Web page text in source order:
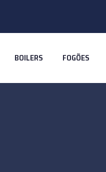
BOILERS FOGÕES